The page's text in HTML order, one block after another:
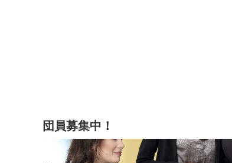
団員募集中！